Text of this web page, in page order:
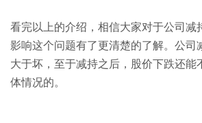
看完以上的介绍，相信大家对于公司减
影响这个问题有了更清楚的了解。公司
大于坏，至于减持之后，股价下跌还能
体情况的。